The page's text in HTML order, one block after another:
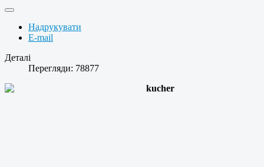
Надрукувати
E-mail
Деталі
Перегляди: 78877